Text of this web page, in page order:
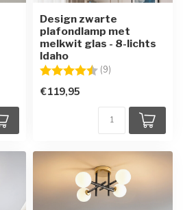
Design zwarte
plafondlamp met
melkwit glas - 8-lichts
Idaho
Beoordeling: (9)
€119,95